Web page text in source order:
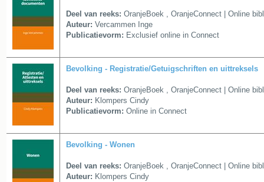
Deel van reeks: OranjeBoek , OranjeConnect | Online
Auteur: Vercammen Inge
Publicatievorm: Exclusief online in Connect
Bevolking - Registratie/Getuigschriften en uittreksels
Deel van reeks: OranjeBoek , OranjeConnect | Online
Auteur: Klompers Cindy
Publicatievorm: Online in Connect
Bevolking - Wonen
Deel van reeks: OranjeBoek , OranjeConnect | Online
Auteur: Klompers Cindy